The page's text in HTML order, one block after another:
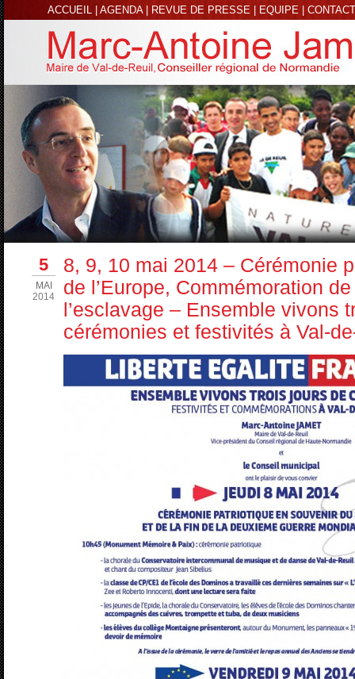
ACCUEIL AGENDA| REVUE DE PRESSE EQUIPE CONTACT
5
MAI
2014
8, 9, 10 mai 2014 – Cérémonie
de l’Europe, Commémoration
l’esclavage – Ensemble vivons
cérémonies et festivités à Val-